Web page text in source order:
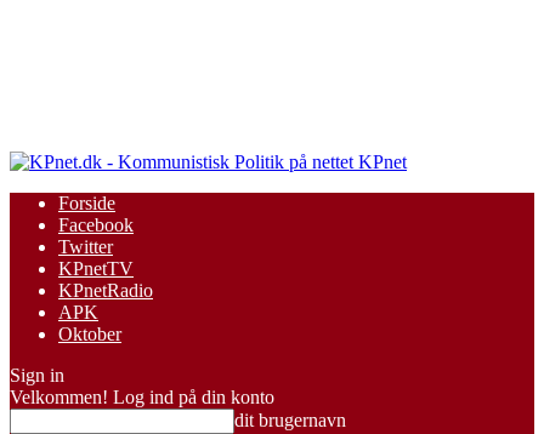
KPnet
Forside
Facebook
Twitter
KPnetTV
KPnetRadio
APK
Oktober
Sign in
Velkommen! Log ind på din konto
dit brugernavn